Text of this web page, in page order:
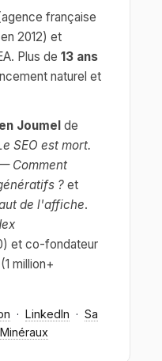
française
2012) et
Plus de 13 ans
naturel et
Joumel de
SEO est mort.
Comment
? et
de l'affiche.
et co-fondateur
(1 million+
· LinkedIn · Sa